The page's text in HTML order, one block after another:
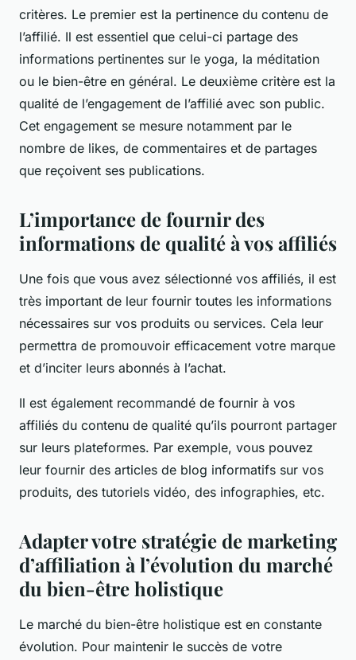
critères. Le premier est la pertinence du contenu de
l’affilié. Il est essentiel que celui-ci partage des
informations pertinentes sur le yoga, la méditation
ou le bien-être en général. Le deuxième critère est la
qualité de l’engagement de l’affilié avec son public.
Cet engagement se mesure notamment par le
nombre de likes, de commentaires et de partages
que reçoivent ses publications.
L’importance de fournir des
informations de qualité à vos affiliés
Une fois que vous avez sélectionné vos affiliés, il est
très important de leur fournir toutes les informations
nécessaires sur vos produits ou services. Cela leur
permettra de promouvoir efficacement votre marque
et d’inciter leurs abonnés à l’achat.
Il est également recommandé de fournir à vos
affiliés du contenu de qualité qu’ils pourront partager
sur leurs plateformes. Par exemple, vous pouvez
leur fournir des articles de blog informatifs sur vos
produits, des tutoriels vidéo, des infographies, etc.
Adapter votre stratégie de marketing
d’affiliation à l’évolution du marché
du bien-être holistique
Le marché du bien-être holistique est en constante
évolution. Pour maintenir le succès de votre